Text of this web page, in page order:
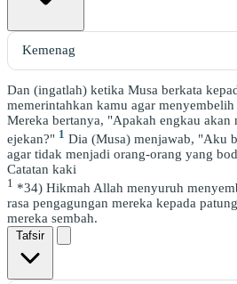
Dan (ingatlah) ketika Musa berkata
memerintahkan kamu agar
Mereka bertanya, "Apakah engkau akan
ejekan?" 1 Dia (Musa) menjawab, "Aku
agar tidak menjadi orang-orang yang
Catatan kaki
1 *34) Hikmah Allah menyuruh
rasa pengagungan mereka kepada
mereka sembah.
Tafsir